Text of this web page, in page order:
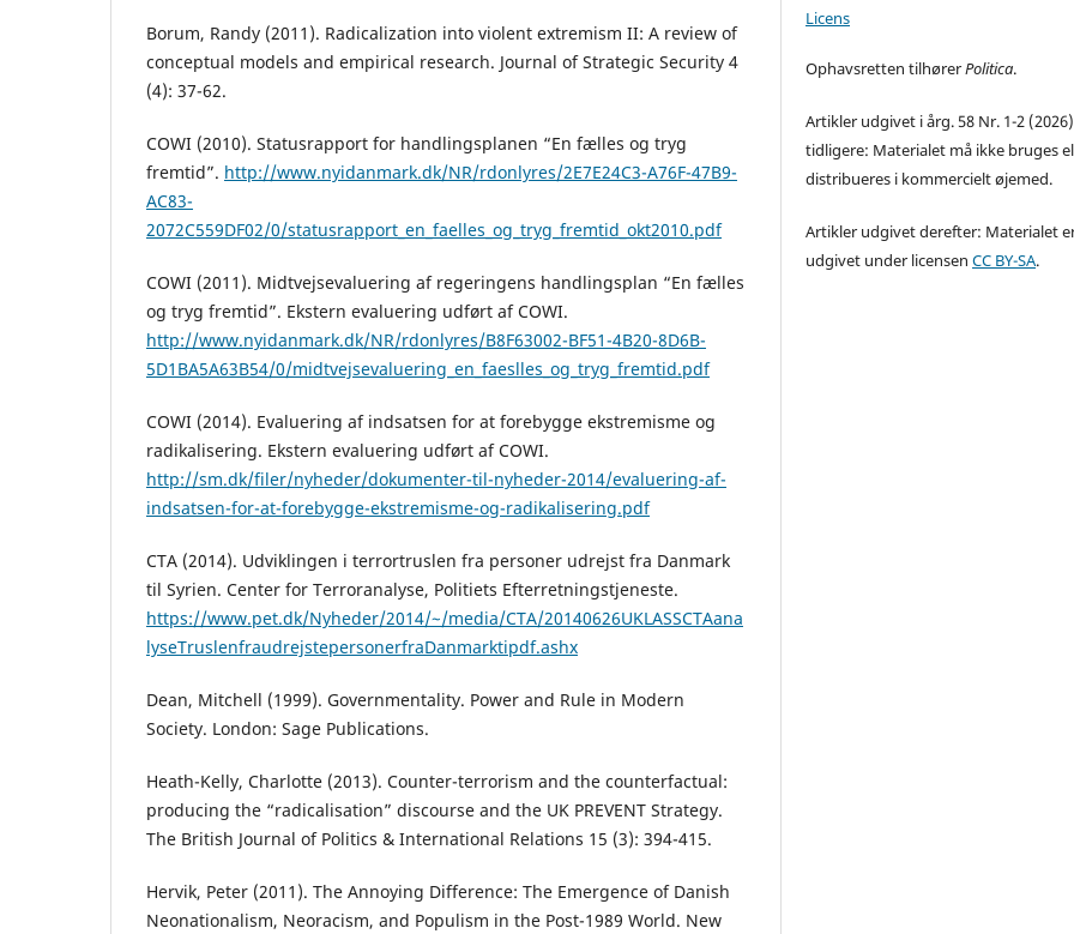
Borum, Randy (2011). Radicalization into violent extremism II: A review of
conceptual models and empirical research. Journal of Strategic Security 4
(4): 37-62.
COWI (2010). Statusrapport for handlingsplanen “En fælles og tryg
fremtid”. http://www.nyidanmark.dk/NR/rdonlyres/2E7E24C3-A76F-47B9-
AC83-
2072C559DF02/0/statusrapport_en_faelles_og_tryg_fremtid_okt2010.pdf
COWI (2011). Midtvejsevaluering af regeringens handlingsplan “En fælles
og tryg fremtid”. Ekstern evaluering udført af COWI.
http://www.nyidanmark.dk/NR/rdonlyres/B8F63002-BF51-4B20-8D6B-
5D1BA5A63B54/0/midtvejsevaluering_en_faeslles_og_tryg_fremtid.pdf
COWI (2014). Evaluering af indsatsen for at forebygge ekstremisme og
radikalisering. Ekstern evaluering udført af COWI.
http://sm.dk/filer/nyheder/dokumenter-til-nyheder-2014/evaluering-af-
indsatsen-for-at-forebygge-ekstremisme-og-radikalisering.pdf
CTA (2014). Udviklingen i terrortruslen fra personer udrejst fra Danmark
til Syrien. Center for Terroranalyse, Politiets Efterretningstjeneste.
https://www.pet.dk/Nyheder/2014/~/media/CTA/20140626UKLASSCTAana
lyseTruslenfraudrejstepersonerfraDanmarktipdf.ashx
Dean, Mitchell (1999). Governmentality. Power and Rule in Modern
Society. London: Sage Publications.
Heath-Kelly, Charlotte (2013). Counter-terrorism and the counterfactual:
producing the “radicalisation” discourse and the UK PREVENT Strategy.
The British Journal of Politics & International Relations 15 (3): 394-415.
Hervik, Peter (2011). The Annoying Difference: The Emergence of Danish
Neonationalism, Neoracism, and Populism in the Post-1989 World. New
Licens
Ophavsretten tilhørerPolitica.
Artikler udgivet i årg. 58 Nr. 1-2
tidligere: Materialet må ikke bruges
distribueres i kommercielt øjemed.
Artikler udgivet derefter: Materialet
udgivet under licensenCC BY-SA.